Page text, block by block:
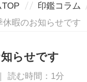
印鑑コラム
休暇のお知らせです
らせです
読む時間：1分